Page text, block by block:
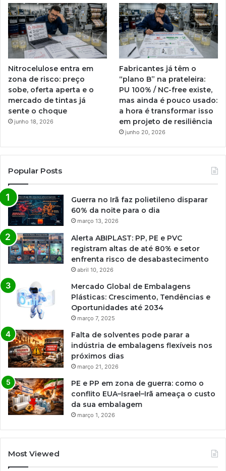
Nitrocelulose entra em
zona de risco: preço
sobe, oferta aperta e o
mercado de tintas já
sente o choque
junho 18, 2026
Fabricantes já têm o
“plano B” na prateleira:
PU 100% / NC-free existe,
mas ainda é pouco usado:
a hora é transformar isso
em projeto de resiliência
junho 20, 2026
Popular Posts
Guerra no Irã faz polietileno disparar
60% da noite para o dia
março 13, 2026
Alerta ABIPLAST: PP, PE e PVC
registram altas de até 80% e setor
enfrenta risco de desabastecimento
abril 10, 2026
Mercado Global de Embalagens
Plásticas: Crescimento, Tendências e
Oportunidades até 2034
março 7, 2025
Falta de solventes pode parar a
indústria de embalagens flexíveis nos
próximos dias
março 21, 2026
PE e PP em zona de guerra: como o
conflito EUA–Israel–Irã ameaça o custo
da sua embalagem
março 1, 2026
Most Viewed